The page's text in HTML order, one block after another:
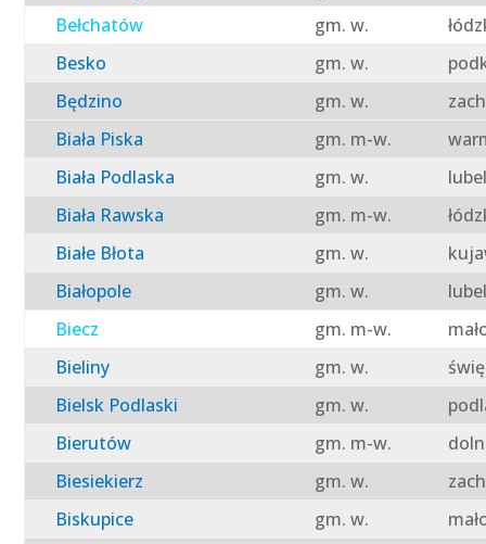
Bełchatów
gm. w.
Besko
gm. w.
Będzino
gm. w.
Biała Piska
gm. m-w.
Biała Podlaska
gm. w.
Biała Rawska
gm. m-w.
Białe Błota
gm. w.
Białopole
gm. w.
Biecz
gm. m-w.
Bieliny
gm. w.
Bielsk Podlaski
gm. w.
Bierutów
gm. m-w.
Biesiekierz
gm. w.
Biskupice
gm. w.